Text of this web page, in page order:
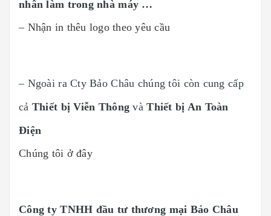
nhân làm trong nhà máy …
– Nhận in thêu logo theo yêu cầu
– Ngoài ra Cty Bảo Châu chúng tôi còn cung cấp
cả Thiết bị Viễn Thông vàThiết bị An Toàn
Điện
Chúng tôi ở đây
Công ty TNHH đầu tư thương mại Bảo Châu